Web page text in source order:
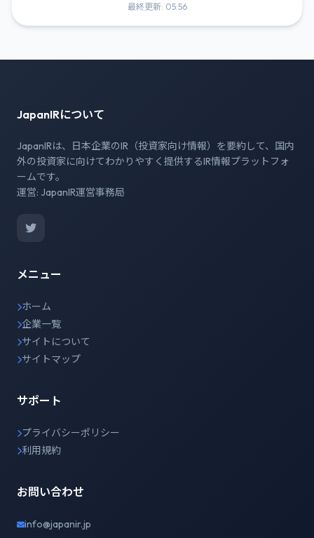
最終更新: 05:56
JapanIRについて
JapanIRは、日本企業のIR（投資家向け情報）を要約して、国内
外の投資家に向けてわかりやすく提供するIR情報プラットフォ
ームです。
運営: JapanIR運営事務局
メニュー
ホーム
企業一覧
サイトについて
サイトマップ
サポート
プライバシーポリシー
利用規約
お問い合わせ
info@japanir.jp